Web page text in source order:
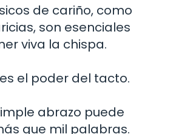
de cariño, como
son esenciales
viva la chispa.
el poder del tacto.
abrazo puede
que mil palabras.